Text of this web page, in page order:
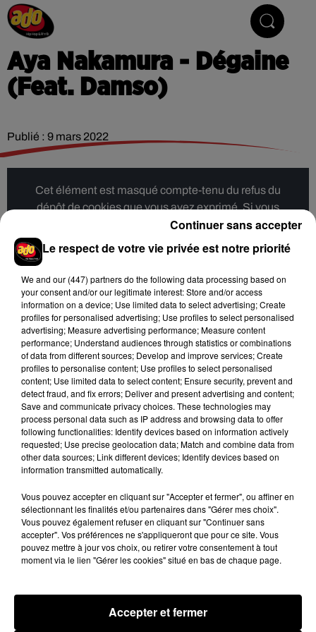
Aya Nakamura - Dégaine
(Feat. Damso)
Publié : 9 mars 2022
Cet élément est masqué compte-tenu du refus du
dépôt de cookies que vous avez exprimé. Si vous
souhaitez l'afficher, merci de nous donner votre accord
en cliquant sur le bouton ci-dessous.
Afficher l'élément
Hip-Hop News
Tayc et Didi B dévoilent le single le
plus dansant de l’année
Franglish et
session live
+ DE HIP-HOP NEWS
Le respect de votre vie privée est notre priorité
We and our (447) partnersdo the following data processing based on
your consent and/or our legitimate interest: Store and/or access
information on a device; Use limited data to select advertising; Create
profiles for personalised advertising; Use profiles to select personalised
advertising; Measure advertising performance; Measure content
performance; Understand audiences through statistics or combinations
of data from different sources; Develop and improve services; Create
profiles to personalise content; Use profiles to select personalised
content; Use limited data to select content; Ensure security, prevent and
detect fraud, and fix errors; Deliver and present advertising and content;
Save and communicate privacy choices. These technologies may
process personal data such as IP address and browsing data to offer
following functionalities: Identify devices based on information actively
requested; Use precise geolocation data; Match and combine data from
other data sources; Link different devices; Identify devices based on
information transmitted automatically.
Vous pouvez accepter en cliquant sur "Accepter et fermer", ou affiner en
sélectionnant les finalités et/ou partenaires dans "Gérer mes choix".
Vous pouvez également refuser en cliquant sur "Continuer sans
accepter". Vos préférences ne s'appliqueront que pour ce site. Vous
pouvez mettre à jour vos choix, ou retirer votre consentement à tout
moment via le lien "Gérer les cookies" situé en bas de chaque page.
Accepter et fermer
Continuer sans accepter